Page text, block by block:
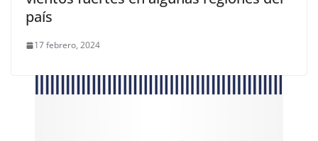
país
17 febrero, 2024